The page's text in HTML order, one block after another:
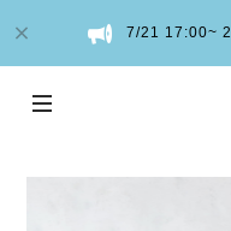
7/21 17:00~